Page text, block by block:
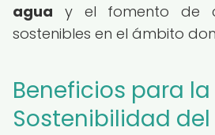
agua y el fomento de
sostenibles en el ámbito
Beneficios para la
Sostenibilidad